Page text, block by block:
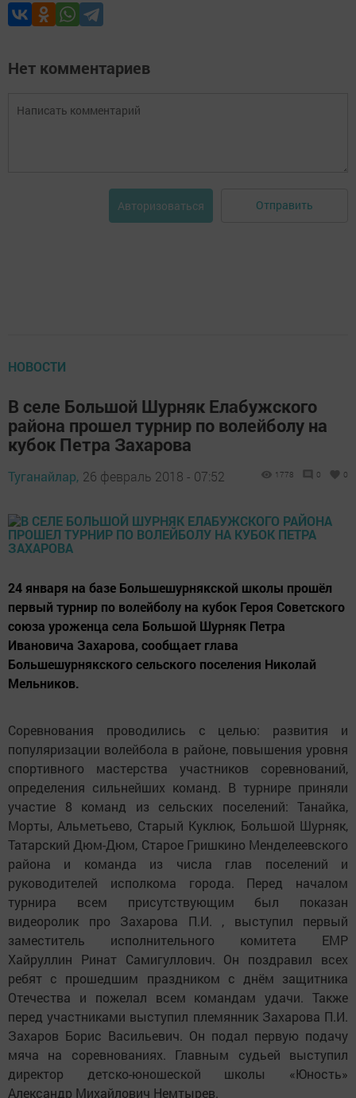
Нет комментариев
Авторизоваться Отправить
НОВОСТИ
В селе Большой Шурняк Елабужского
района прошел турнир по волейболу на
кубок Петра Захарова
Туганайлар, 26 февраль 2018 - 07:52 1778 0 0
24 января на базе Большешурнякской школы прошёл
первый турнир по волейболу на кубок Героя Советского
союза уроженца села Большой Шурняк Петра
Ивановича Захарова, сообщает глава
Большешурнякского сельского поселения Николай
Мельников.
Соревнования проводились с целью: развития и
популяризации волейбола в районе, повышения уровня
спортивного мастерства участников соревнований,
определения сильнейших команд. В турнире приняли
участие 8 команд из сельских поселений: Танайка,
Морты, Альметьево, Старый Куклюк, Большой Шурняк,
Татарский Дюм-Дюм, Старое Гришкино Менделеевского
района и команда из числа глав поселений и
руководителей исполкома города. Перед началом
турнира всем присутствующим был показан
видеоролик про Захарова П.И. , выступил первый
заместитель исполнительного комитета ЕМР
Хайруллин Ринат Самигуллович. Он поздравил всех
ребят с прошедшим праздником с днём защитника
Отечества и пожелал всем командам удачи. Также
перед участниками выступил племянник Захарова П.И.
Захаров Борис Васильевич. Он подал первую подачу
мяча на соревнованиях. Главным судьей выступил
директор детско-юношеской школы «Юность»
Александр Михайлович Немтырев.